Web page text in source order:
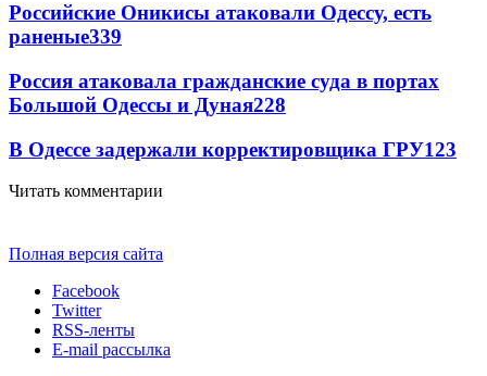
Российские Оникисы атаковали Одессу, есть
раненые339
Россия атаковала гражданские суда в портах
Большой Одессы и Дуная228
В Одессе задержали корректировщика ГРУ123
Читать комментарии
Полная версия сайта
Facebook
Twitter
RSS-ленты
E-mail рассылка